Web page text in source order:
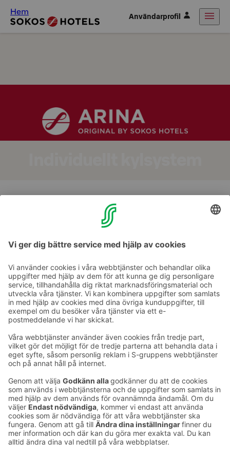
Hem Användarprofil
Individuellt kylsystem
Ta kontakt
Kontaktuppgifter till hotellen
Kontaktuppgifter till kundservice
Feedback
Ge feedback
Sokos Hotels nyhetsbrev
Prenumerera på vårt
nyhetsbrev
Du får Sokos Hotellens senaste
förmåner och nyheter till din e-
Utmärkelser och certifikat